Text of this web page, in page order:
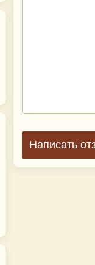
Написать